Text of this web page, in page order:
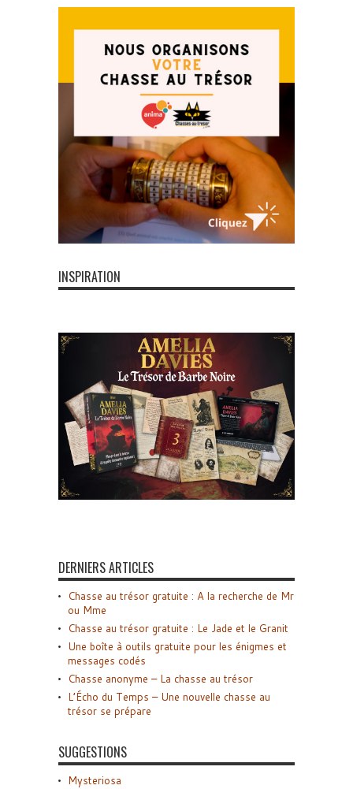
INSPIRATION
DERNIERS ARTICLES
Chasse au trésor gratuite : A la recherche de Mr
ou Mme
Chasse au trésor gratuite : Le Jade et le Granit
Une boîte à outils gratuite pour les énigmes et
messages codés
Chasse anonyme – La chasse au trésor
L’Écho du Temps – Une nouvelle chasse au
trésor se prépare
SUGGESTIONS
Mysteriosa